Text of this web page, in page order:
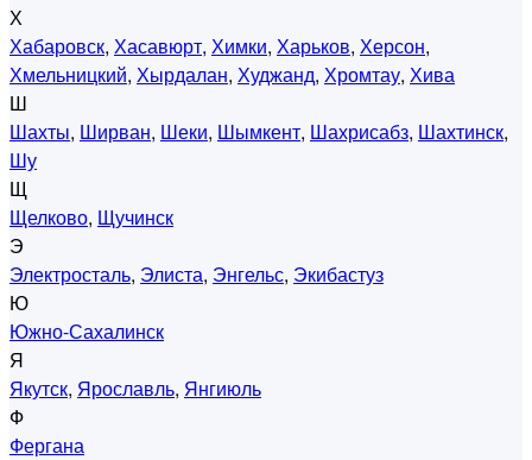
Х
Хабаровск, Хасавюрт, Химки, Харьков, Херсон,
Хмельницкий, Хырдалан, Худжанд, Хромтау, Хива
Ш
Шахты, Ширван, Шеки, Шымкент, Шахрисабз, Шахтинск,
Шу
Щ
Щелково, Щучинск
Э
Электросталь, Элиста, Энгельс, Экибастуз
Ю
Южно-Сахалинск
Я
Якутск, Ярославль, Янгиюль
Ф
Фергана